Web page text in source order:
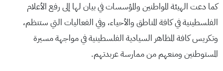
كما دعت الهيئة المواطنين والمؤسسات في بيان لها إلى رفع الأعلام
الفلسطينية في كافة المناطق والأحياء، وفي الفعاليات التي ستنظم،
وتكريس كافة المظاهر السيادية الفلسطينية في مواجهة مسيرة
المستوطنين ومنعهم من ممارسة عربدتهم.